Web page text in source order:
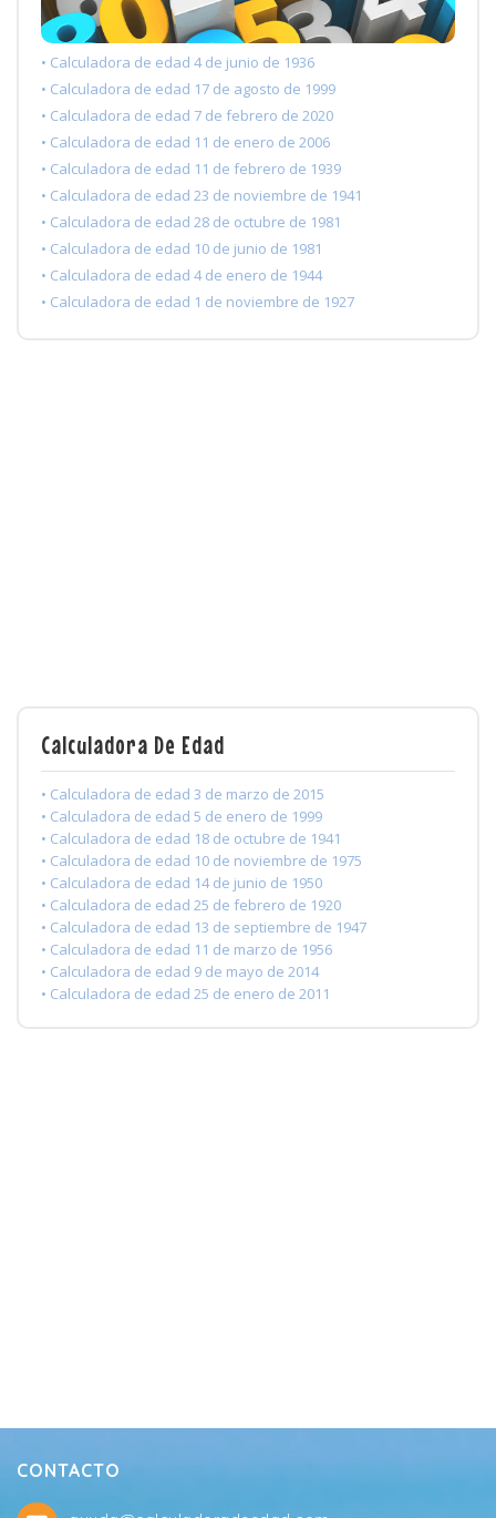
• Calculadora de edad 4 de junio de 1936
• Calculadora de edad 17 de agosto de 1999
• Calculadora de edad 7 de febrero de 2020
• Calculadora de edad 11 de enero de 2006
• Calculadora de edad 11 de febrero de 1939
• Calculadora de edad 23 de noviembre de 1941
• Calculadora de edad 28 de octubre de 1981
• Calculadora de edad 10 de junio de 1981
• Calculadora de edad 4 de enero de 1944
• Calculadora de edad 1 de noviembre de 1927
Calculadora De Edad
• Calculadora de edad 3 de marzo de 2015
• Calculadora de edad 5 de enero de 1999
• Calculadora de edad 18 de octubre de 1941
• Calculadora de edad 10 de noviembre de 1975
• Calculadora de edad 14 de junio de 1950
• Calculadora de edad 25 de febrero de 1920
• Calculadora de edad 13 de septiembre de 1947
• Calculadora de edad 11 de marzo de 1956
• Calculadora de edad 9 de mayo de 2014
• Calculadora de edad 25 de enero de 2011
CONTACTO